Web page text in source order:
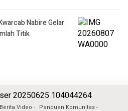
Nabire Gelar
Titik
Berita Video Panduan Komunitas